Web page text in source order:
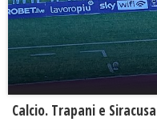
Calcio. Trapani e